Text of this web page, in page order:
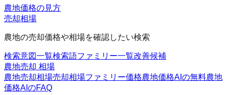
農地価格の見方
売却相場
農地の売却価格や相場を確認したい検索
検索意図一覧検索語ファミリー一覧改善候補
農地売却 相場
農地売却相場売却相場ファミリー価格農地価格AIの無料農地
価格AIのFAQ